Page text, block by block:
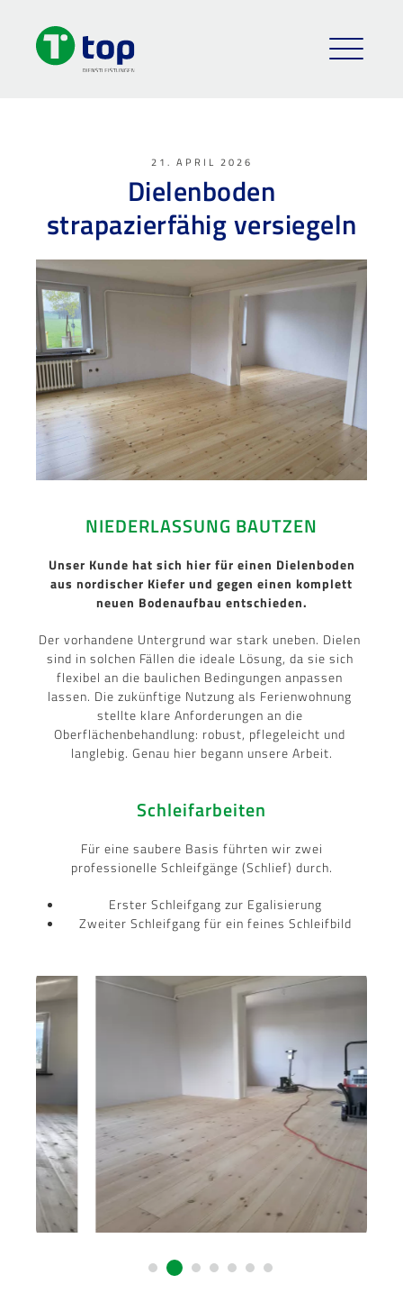
21. APRIL 2026
Dielenboden
strapazierfähig versiegeln
NIEDERLASSUNG BAUTZEN
Unser Kunde hat sich hier für einen Dielenboden
aus nordischer Kiefer und gegen einen komplett
neuen Bodenaufbau entschieden.
Der vorhandene Untergrund war stark uneben. Dielen
sind in solchen Fällen die ideale Lösung, da sie sich
flexibel an die baulichen Bedingungen anpassen
lassen. Die zukünftige Nutzung als Ferienwohnung
stellte klare Anforderungen an die
Oberflächenbehandlung: robust, pflegeleicht und
langlebig. Genau hier begann unsere Arbeit.
Schleifarbeiten
Für eine saubere Basis führten wir zwei
professionelle Schleifgänge (Schlief) durch.
Erster Schleifgang zur Egalisierung
Zweiter Schleifgang für ein feines Schleifbild